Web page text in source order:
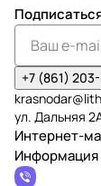
+7 (861)
ул. Дальняя
Интернет-
Информация